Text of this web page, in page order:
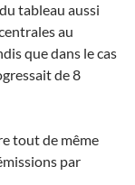
tableau aussi
au
que dans le cas
de 8
tout de même
par